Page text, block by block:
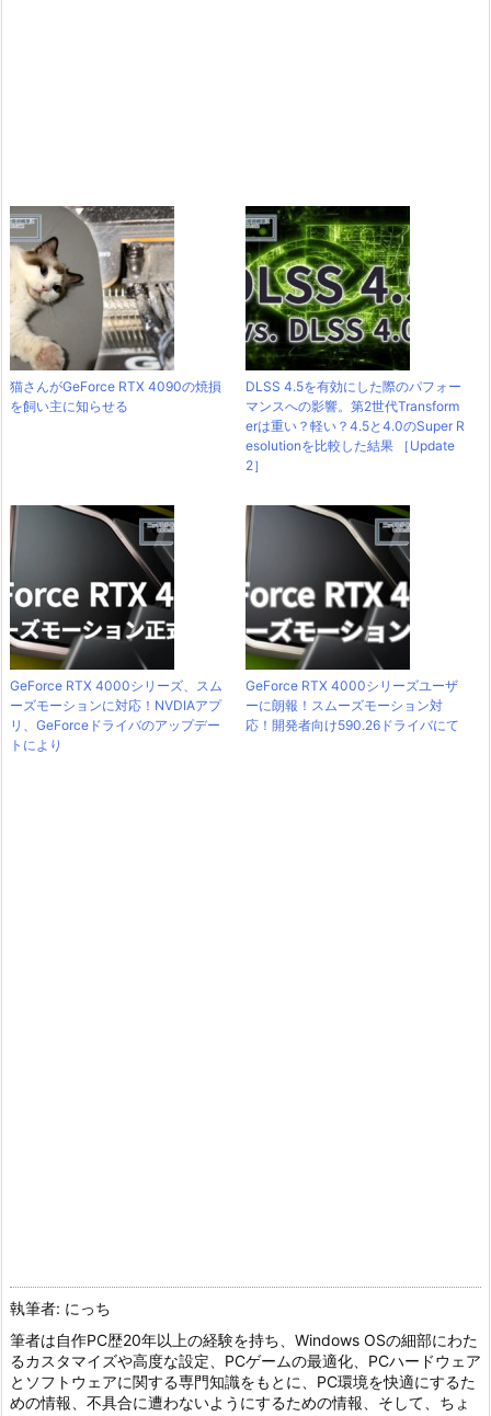
猫さんがGeForce RTX 4090の焼損
を飼い主に知らせる
DLSS 4.5を有効にした際のパフォー
マンスへの影響。第2世代Transform
erは重い？軽い？4.5と4.0のSuper R
esolutionを比較した結果 ［Update
2］
GeForce RTX 4000シリーズ、スム
ーズモーションに対応！NVDIAアプ
リ、GeForceドライバのアップデー
トにより
GeForce RTX 4000シリーズユーザ
ーに朗報！スムーズモーション対
応！開発者向け590.26ドライバにて
執筆者: にっち
筆者は自作PC歴20年以上の経験を持ち、Windows OSの細部にわた
るカスタマイズや高度な設定、PCゲームの最適化、PCハードウェア
とソフトウェアに関する専門知識をもとに、PC環境を快適にするた
めの情報、不具合に遭わないようにするための情報、そして、ちょ